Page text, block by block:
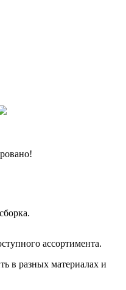
ассортимента.
в разных материалах и